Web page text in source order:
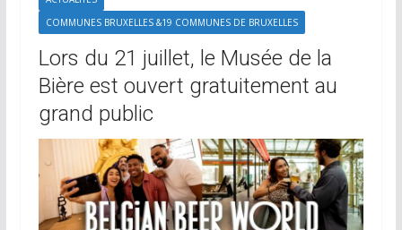
COMMUNES BRUXELLES &19 COMMUNES DE BRUXELLES
Lors du 21 juillet, le Musée de la
Bière est ouvert gratuitement au
grand public